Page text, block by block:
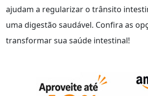
ajudam a regularizar o trânsito
uma digestão saudável. Confira as
transformar sua saúde intestinal!